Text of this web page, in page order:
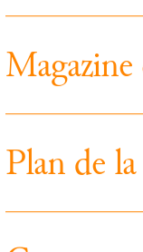
Magazine
Plan de la